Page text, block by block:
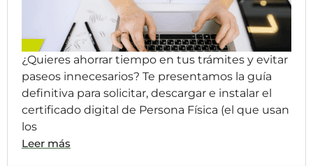
¿Quieres ahorrar tiempo en tus trámites y evitar
paseos innecesarios? Te presentamos la guía
definitiva para solicitar, descargar e instalar el
certificado digital de Persona Física (el que usan
los
Leer más